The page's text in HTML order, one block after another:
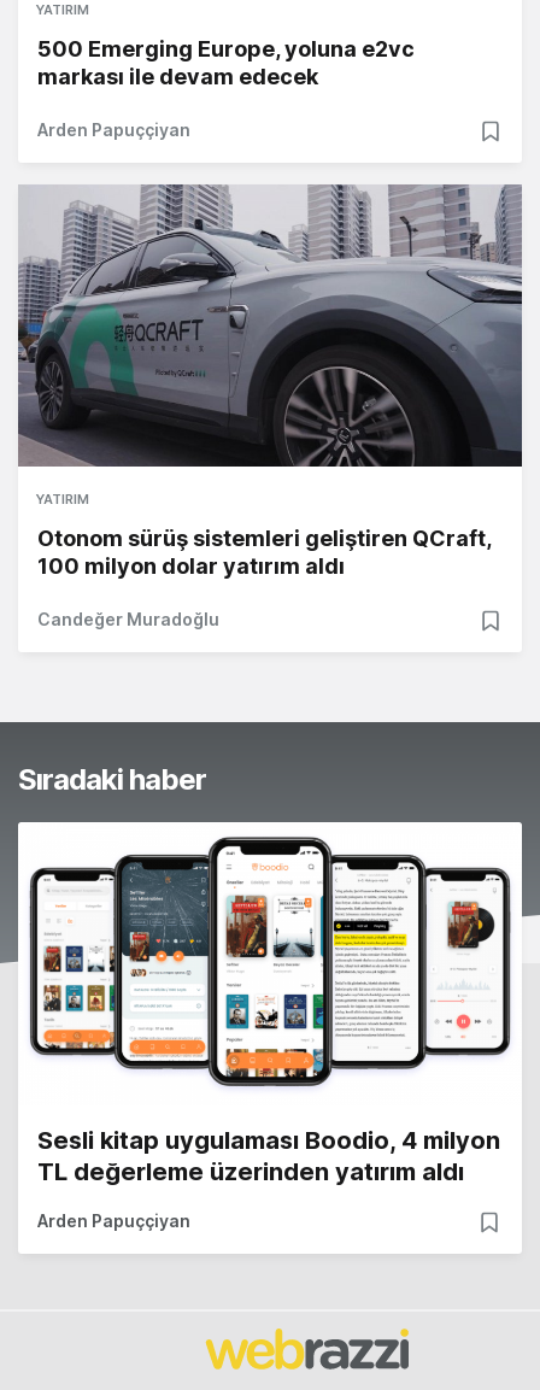
YATIRIM
500 Emerging Europe, yoluna e2vc
markası ile devam edecek
Arden Papuççiyan
YATIRIM
Otonom sürüş sistemleri geliştiren QCraft,
100 milyon dolar yatırım aldı
Candeğer Muradoğlu
Sıradaki haber
Sesli kitap uygulaması Boodio, 4 milyon
TL değerleme üzerinden yatırım aldı
Arden Papuççiyan